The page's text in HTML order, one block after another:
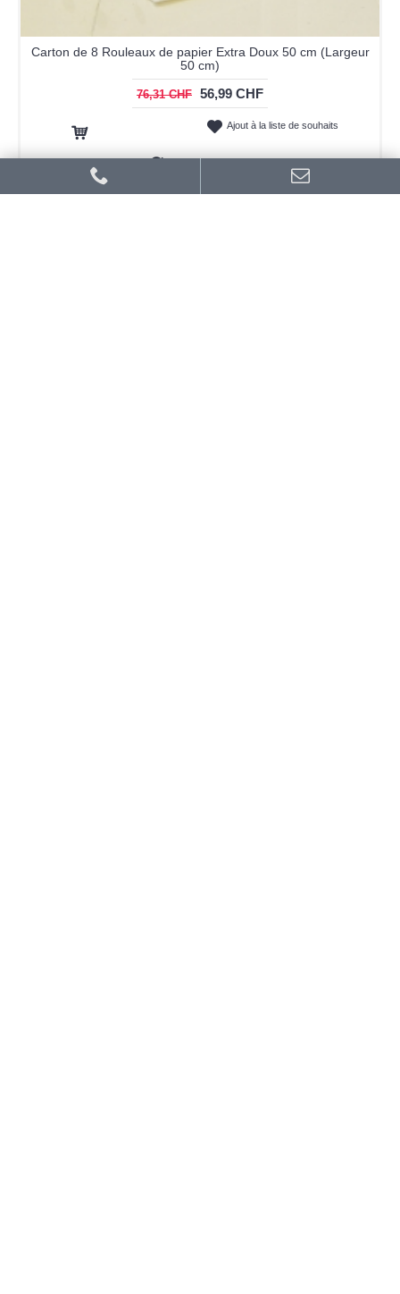
Carton de 8 Rouleaux de papier Extra Doux 50 cm (Largeur
50 cm)
76,31 CHF 56,99 CHF
Ajout à la liste de souhaits